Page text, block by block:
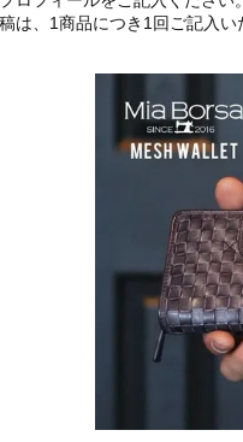
は、1商品につき1回ご記入い